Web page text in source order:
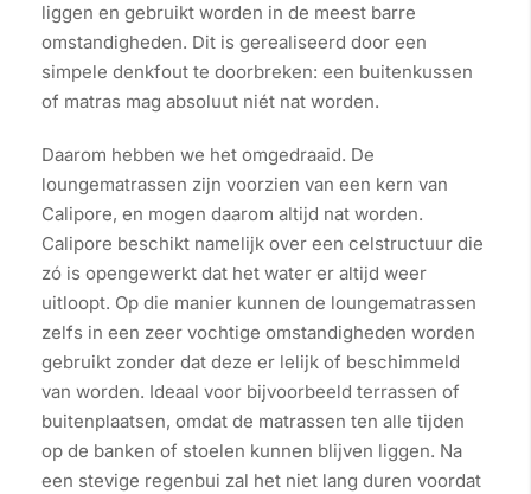
liggen en gebruikt worden in de meest barre
omstandigheden. Dit is gerealiseerd door een
simpele denkfout te doorbreken: een buitenkussen
of matras mag absoluut niét nat worden.
Daarom hebben we het omgedraaid. De
loungematrassen zijn voorzien van een kern van
Calipore, en mogen daarom altijd nat worden.
Calipore beschikt namelijk over een celstructuur die
zó is opengewerkt dat het water er altijd weer
uitloopt. Op die manier kunnen de loungematrassen
zelfs in een zeer vochtige omstandigheden worden
gebruikt zonder dat deze er lelijk of beschimmeld
van worden. Ideaal voor bijvoorbeeld terrassen of
buitenplaatsen, omdat de matrassen ten alle tijden
op de banken of stoelen kunnen blijven liggen. Na
een stevige regenbui zal het niet lang duren voordat